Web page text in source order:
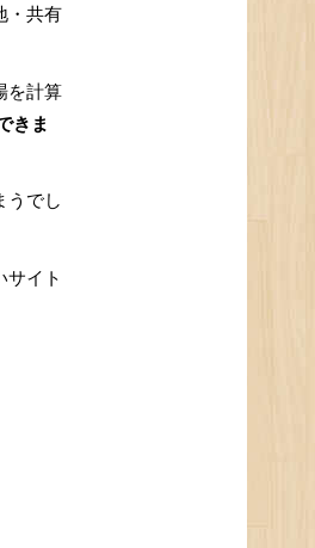
・共有
を計算
きま
うでし
サイト